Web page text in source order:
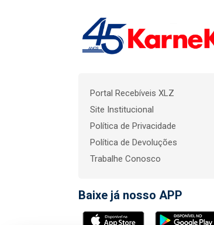
Portal Recebíveis XLZ
Site Institucional
Política de Privacidade
Política de Devoluções
Trabalhe Conosco
Baixe já nosso APP